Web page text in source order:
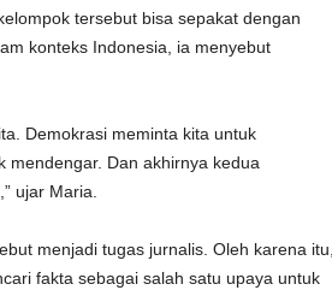
tersebut bisa sepakat dengan
konteks Indonesia, ia menyebut
Demokrasi meminta kita untuk
mendengar. Dan akhirnya kedua
ujar Maria.
menjadi tugas jurnalis. Oleh karena itu,
fakta sebagai salah satu upaya untuk